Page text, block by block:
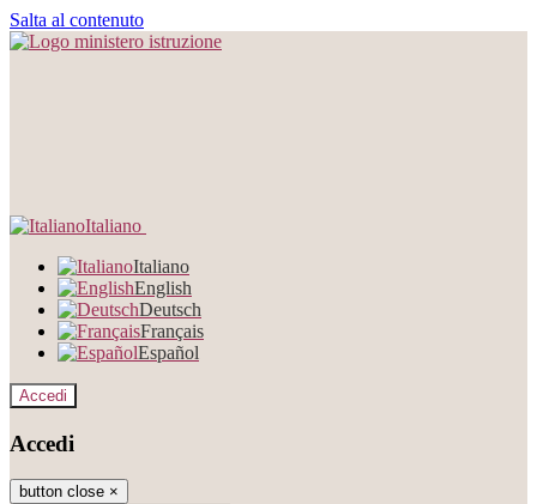
Salta al contenuto
Italiano
Italiano
English
Deutsch
Français
Español
Accedi
Accedi
button close ×